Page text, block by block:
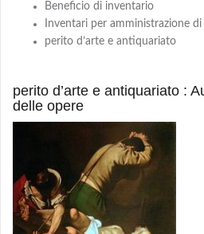
Beneficio di inventario
Inventari per amministrazione
perito d’arte e antiquariato
perito d’arte e antiquariato :
delle opere